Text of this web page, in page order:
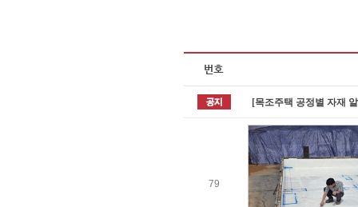
[목조주택 공정별 자재
79